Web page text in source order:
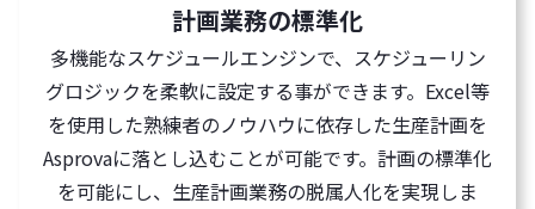
計画業務の標準化
多機能なスケジュールエンジンで、スケジューリン
グロジックを柔軟に設定する事ができます。Excel等
を使用した熟練者のノウハウに依存した生産計画を
Asprovaに落とし込むことが可能です。計画の標準化
を可能にし、生産計画業務の脱属人化を実現しま